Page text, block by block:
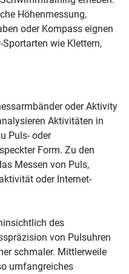
Höhenmessung,
oder Kompass eignen
wie Klettern,
oder Aktivity
Aktivitäten in
Puls- oder
Form. Zu den
Messen von Puls,
oder Internet-
des
von Pulsuhren
schmaler. Mittlerweile
umfangreiches